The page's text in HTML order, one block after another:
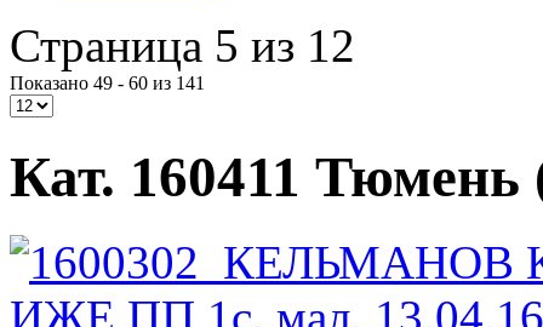
Страница 5 из 12
Показано 49 - 60 из 141
Кат. 160411 Тюмень